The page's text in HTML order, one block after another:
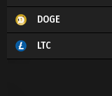
DOGE
LTC